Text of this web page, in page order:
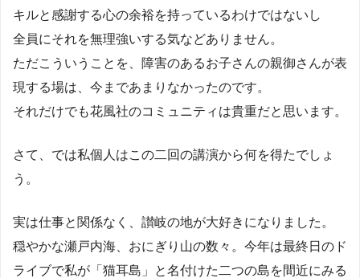
キルと感謝する心の余裕を持っているわけではないし
全員にそれを無理強いする気などありません。
ただこういうことを、障害のあるお子さんの親御さんが表
現する場は、今まであまりなかったのです。
それだけでも花風社のコミュニティは貴重だと思います。
さて、では私個人はこの二回の講演から何を得たでしょ
う。
実は仕事と関係なく、讃岐の地が大好きになりました。
穏やかな瀬戸内海、おにぎり山の数々。今年は最終日のド
ライブで私が「猫耳島」と名付けた二つの島を間近にみる